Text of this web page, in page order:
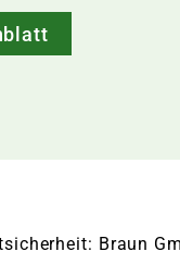
Braun